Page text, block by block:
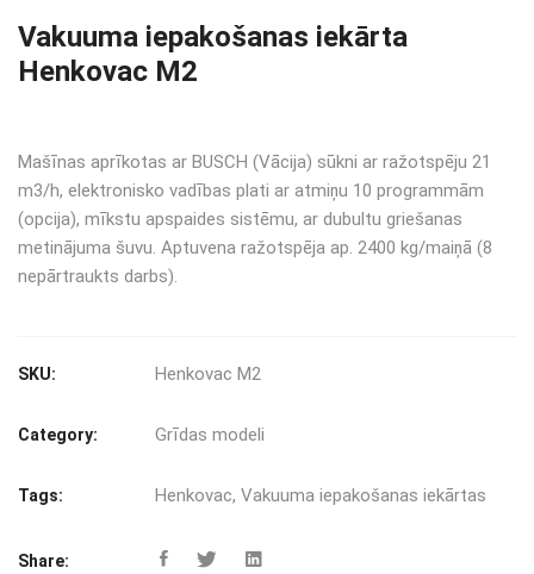
Vakuuma iepakošanas iekārta
Henkovac M2
Mašīnas aprīkotas ar BUSCH (Vācija) sūkni ar ražotspēju 21
m3/h, elektronisko vadības plati ar atmiņu 10 programmām
(opcija), mīkstu apspaides sistēmu, ar dubultu griešanas
metinājuma šuvu. Aptuvena ražotspēja ap. 2400 kg/maiņā (8
nepārtraukts darbs).
SKU: Henkovac M2
Category: Grīdas modeli
Tags: Henkovac, Vakuuma iepakošanas iekārtas
Share: